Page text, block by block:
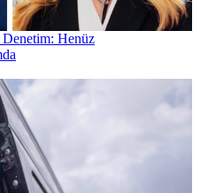
Henüz